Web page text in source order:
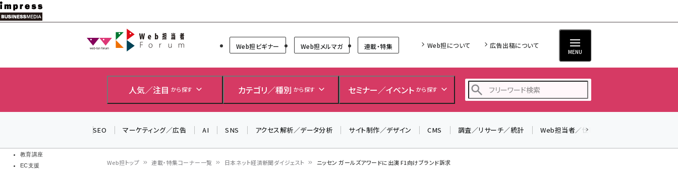
メ
イ
教育講座
EC支援
Web担当者Forum
Web担ビギナー Web担メルマガ 連載・特集 Web担について 広告出稿について
MENU
人気／注目 から探す カテゴリ／種別 から探す セミナー／イベント から探す
SEO マーケティング／広告 AI SNS アクセス解析／データ分析 サイト制作／デザイン CMS 調査／リサーチ／統計 Web担当者／仕事
Web担トップ 連載・特集コーナー一覧 日本ネット経済新聞ダイジェスト ニッセン ガールズアワードに出演 F1向けブランド訴求